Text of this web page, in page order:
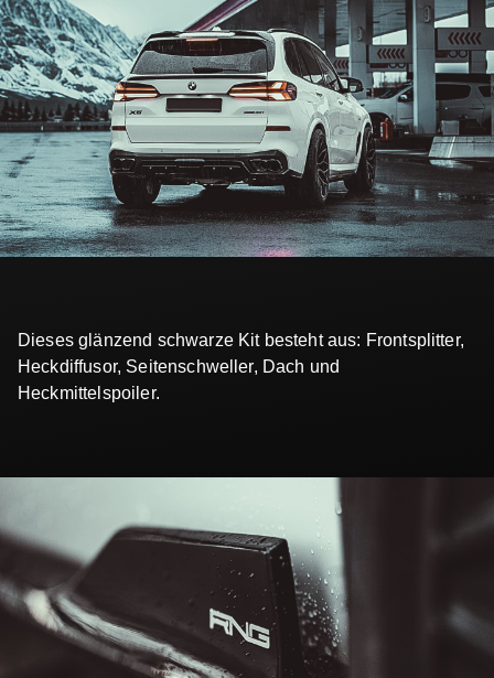
Dieses glänzend schwarze Kit besteht aus: Frontsplitter,
Heckdiffusor, Seitenschweller, Dach und
Heckmittelspoiler.